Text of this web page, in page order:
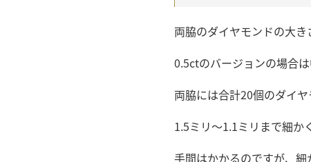
両脇のダイヤモンドの大き
0.5ctのバージョンの場合
両脇には合計20個のダイヤ
1.5ミリ～1.1ミリまで細か
手間はかかるのですが、